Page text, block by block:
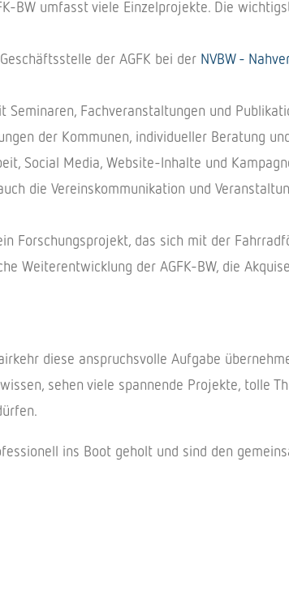
BW umfasst viele Einzelprojekte. Die
der AGFK bei der NVBW -
Seminaren, Fachveranstaltungen und
der Kommunen, individueller Beratung
Social Media, Website-Inhalte und
die Vereinskommunikation und
Forschungsprojekt, das sich mit der
Weiterentwicklung der AGFK-BW, die
diese anspruchsvolle Aufgabe
sehen viele spannende Projekte, tolle
ins Boot geholt und sind den